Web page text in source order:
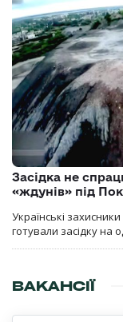
Засідка не
«ждунів» під
Українські
готували засідку на
ВАКАНСІЇ